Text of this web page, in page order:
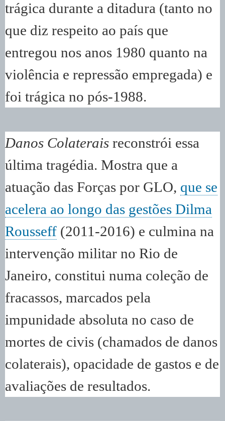
trágica durante a ditadura (tanto no
que diz respeito ao país que
entregou nos anos 1980 quanto na
violência e repressão empregada) e
foi trágica no pós-1988.
Danos Colaterais reconstrói essa
última tragédia. Mostra que a
atuação das Forças por GLO, que se
acelera ao longo das gestões Dilma
Rousseff (2011-2016) e culmina na
intervenção militar no Rio de
Janeiro, constitui numa coleção de
fracassos, marcados pela
impunidade absoluta no caso de
mortes de civis (chamados de danos
colaterais), opacidade de gastos e de
avaliações de resultados.